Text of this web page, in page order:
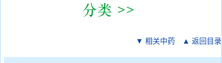
▼ 相关中药 ▲ 返回目录